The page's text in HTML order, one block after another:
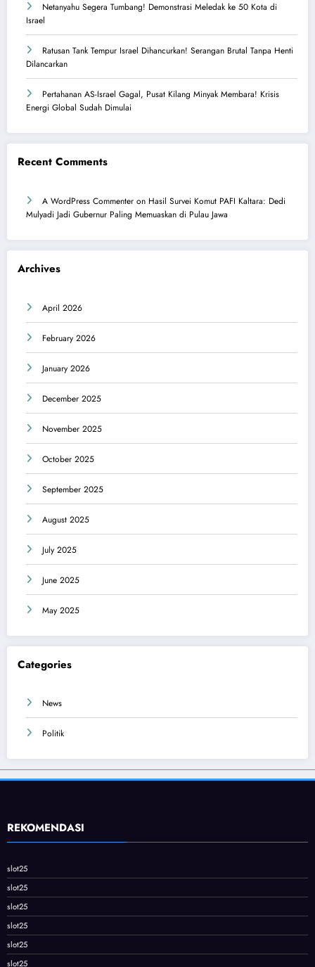
Netanyahu Segera Tumbang! Demonstrasi Meledak ke 50 Kota di
Israel
Ratusan Tank Tempur Israel Dihancurkan! Serangan Brutal Tanpa Henti
Dilancarkan
Pertahanan AS-Israel Gagal, Pusat Kilang Minyak Membara! Krisis
Energi Global Sudah Dimulai
Recent Comments
A WordPress Commenter on Hasil Survei Komut PAFI Kaltara: Dedi
Mulyadi Jadi Gubernur Paling Memuaskan di Pulau Jawa
Archives
April 2026
February 2026
January 2026
December 2025
November 2025
October 2025
September 2025
August 2025
July 2025
June 2025
May 2025
Categories
News
Politik
REKOMENDASI
slot25
slot25
slot25
slot25
slot25
slot25